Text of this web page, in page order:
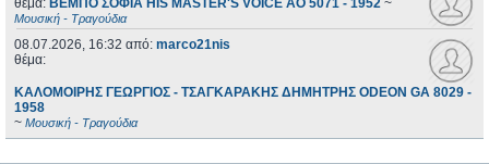
θέμα: ΒΕΜΠΟ ΣΟΦΙΑ HIS MASTER'S VOICE AO 5071 - 1952 ~
Μουσική - Τραγούδια
08.07.2026, 16:32 από: marco21nis
θέμα:
ΚΑΛΟΜΟΙΡΗΣ ΓΕΩΡΓΙΟΣ - ΤΣΑΓΚΑΡΑΚΗΣ ΔΗΜΗΤΡΗΣ ODEON GA 8029 -
1958
~ Μουσική - Τραγούδια